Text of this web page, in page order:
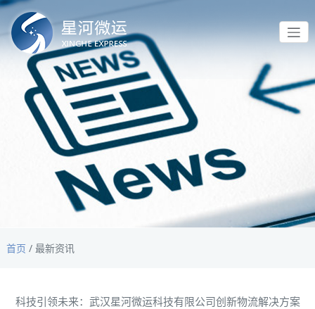
首页 / 最新资讯
科技引领未来：武汉星河微运科技有限公司创新物流解决方案